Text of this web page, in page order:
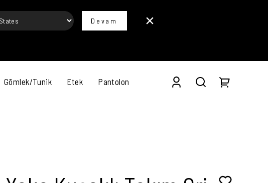
Devam
Gömlek/Tunik Etek Pantolon